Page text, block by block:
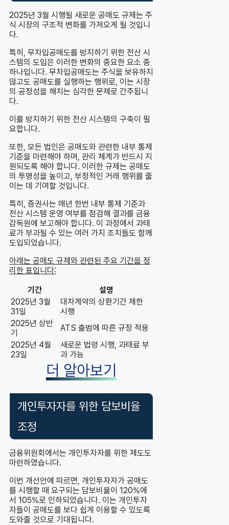
2025년 3월 시행될 새로운 공매도 규제는 주
식 시장의 구조적 변화를 가져오게 될 것입니
다.
특히, 무차입공매도를 방지하기 위한 전산 시
스템의 도입은 이러한 변화의 중요한 요소 중
하나입니다. 무차입공매도는 주식을 보유하지
않고도 공매도를 실행하는 행위로, 이는 시장
의 공정성을 해치는 심각한 문제로 간주됩니
다.
이를 방지하기 위한 전산 시스템의 구축이 필
요합니다.
또한, 모든 법인은 공매도와 관련한 내부 통제
기준을 마련해야 하며, 관리 체계가 반드시 지
원되도록 해야 합니다. 이러한 규제는 공매도
의 투명성을 높이고, 부정적인 거래 행위를 줄
이는 데 기여할 것입니다.
특히, 증권사는 매년 한번 내부 통제 기준과
전산 시스템 운영 여부를 점검해 결과를 금융
감독원에 보고해야 합니다. 이 과정에서 과태
료가 부과될 수 있는 여러 가지 조치들도 함께
도입되었습니다.
아래는 공매도 규제와 관련된 주요 기간을 정
리한 표입니다:
기간
설명
2025년 3월
31일
대차계약의 상환기간 제한
시행
2025년 상반
기
ATS 출범에 따른 규정 적용
2025년 4월
23일
새로운 법령 시행, 과태료 부
과 가능
더 알아보기
개인투자자를 위한 담보비율
조정
금융위원회에서는 개인투자자를 위한 제도도
마련하였습니다.
이번 개선안에 따르면, 개인투자자가 공매도
를 시행할 때 요구되는 담보비율이 120%에
서 105%로 인하되었습니다. 이는 개인투자
자들이 공매도를 보다 쉽게 이용할 수 있도록
도와줄 것으로 기대됩니다.